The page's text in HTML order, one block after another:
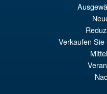
Verkaufen